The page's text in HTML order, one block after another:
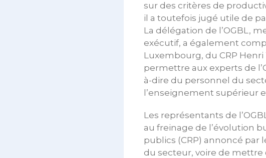
sur des critères de
il a toutefois jugé utile de
La délégation de l’OGBL,
exécutif, a également
Luxembourg, du CRP Henri
permettre aux experts de
à-dire du personnel du
l’enseignement supérieur
Les représentants de
au freinage de l’évolution
publics (CRP) annoncé
du secteur, voire de